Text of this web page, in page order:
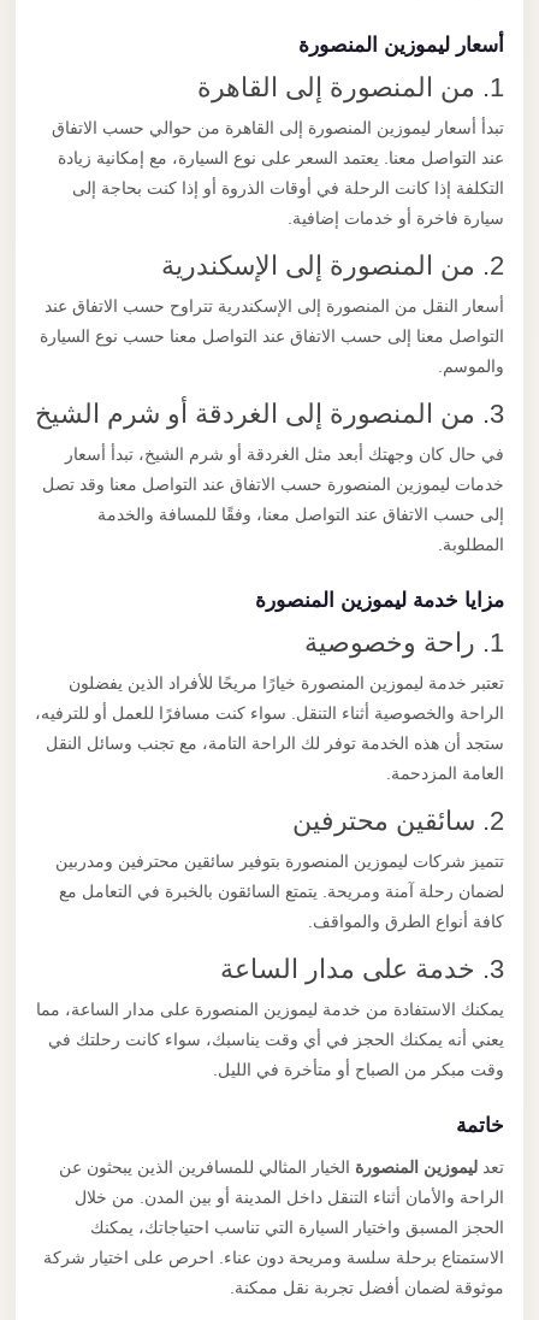
أسعار ليموزين المنصورة
تبدأ أسعار ليموزين المنصورة إلى القاهرة من حوالي حسب الاتفاق
عند التواصل معنا. يعتمد السعر على نوع السيارة، مع إمكانية زيادة
التكلفة إذا كانت الرحلة في أوقات الذروة أو إذا كنت بحاجة إلى
سيارة فاخرة أو خدمات إضافية.
أسعار النقل من المنصورة إلى الإسكندرية تتراوح حسب الاتفاق عند
التواصل معنا إلى حسب الاتفاق عند التواصل معنا حسب نوع السيارة
والموسم.
في حال كان وجهتك أبعد مثل الغردقة أو شرم الشيخ، تبدأ أسعار
خدمات ليموزين المنصورة حسب الاتفاق عند التواصل معنا وقد تصل
إلى حسب الاتفاق عند التواصل معنا، وفقًا للمسافة والخدمة
المطلوبة.
مزايا خدمة ليموزين المنصورة
تعتبر خدمة ليموزين المنصورة خيارًا مريحًا للأفراد الذين يفضلون
الراحة والخصوصية أثناء التنقل. سواء كنت مسافرًا للعمل أو للترفيه،
ستجد أن هذه الخدمة توفر لك الراحة التامة، مع تجنب وسائل النقل
العامة المزدحمة.
تتميز شركات ليموزين المنصورة بتوفير سائقين محترفين ومدربين
لضمان رحلة آمنة ومريحة. يتمتع السائقون بالخبرة في التعامل مع
كافة أنواع الطرق والمواقف.
يمكنك الاستفادة من خدمة ليموزين المنصورة على مدار الساعة، مما
يعني أنه يمكنك الحجز في أي وقت يناسبك، سواء كانت رحلتك في
وقت مبكر من الصباح أو متأخرة في الليل.
خاتمة
تعدليموزين المنصورةالخيار المثالي للمسافرين الذين يبحثون عن
الراحة والأمان أثناء التنقل داخل المدينة أو بين المدن. من خلال
الحجز المسبق واختيار السيارة التي تناسب احتياجاتك، يمكنك
الاستمتاع برحلة سلسة ومريحة دون عناء. احرص على اختيار شركة
موثوقة لضمان أفضل تجربة نقل ممكنة.